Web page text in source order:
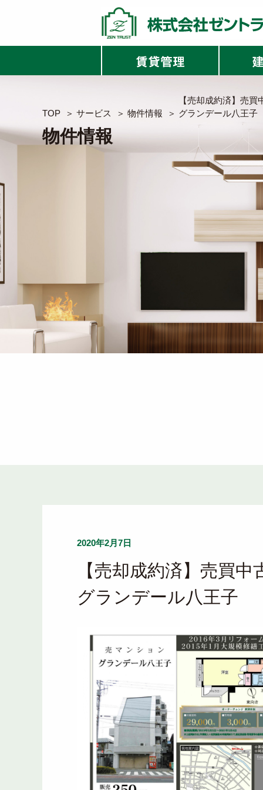
TOP ＞ サービス ＞ 物件情報 ＞
【売却成約済】売買
グランデール八王子
物件情報
2020年2月7日
【売却成約済】売買
グランデール八王子